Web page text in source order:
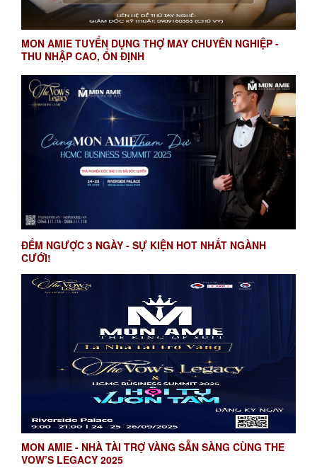
MON AMIE TUYỂN DỤNG THỢ MAY CHUYÊN NGHIỆP -
THU NHẬP CAO, ỔN ĐỊNH
ĐẾM NGƯỢC 3 NGÀY - SỰ KIỆN HOT NHẤT NGÀNH
CƯỚI!
MON AMIE - NHÀ TÀI TRỢ VÀNG SẴN SÀNG CÙNG THE
VOW’S LEGACY 2025